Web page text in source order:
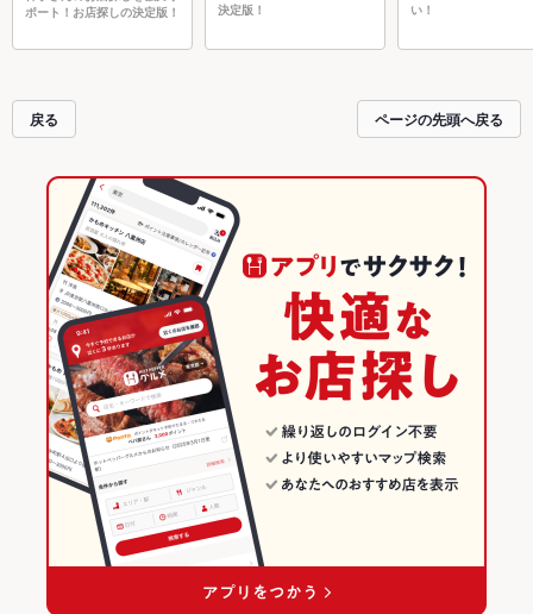
ポート！お店探しの決定版！
決定版！
い！
戻る ページの先頭へ戻る